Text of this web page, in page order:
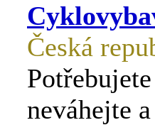
Česká
neváhejte